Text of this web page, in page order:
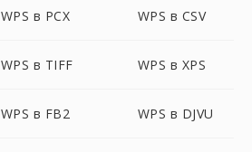
WPS в PCX WPS в CSV
WPS в TIFF WPS в XPS
WPS в FB2 WPS в DJVU